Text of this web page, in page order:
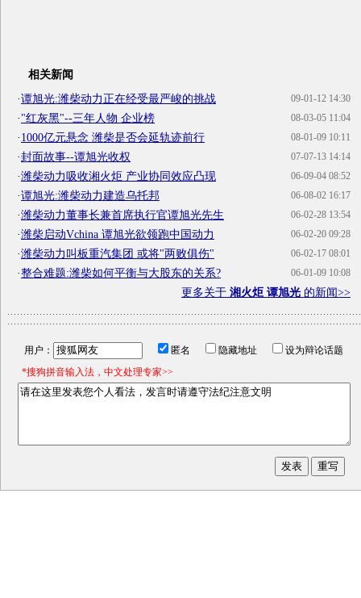
相关新闻
09-01-12 14:30
·谭旭光:潍柴动力正在经受最严峻的挑战
08-03-05 11:04
·"红灰黑"--三年人物 企业榜
08-01-09 10:11
·1000亿元悬念 潍柴是否会延轨迹前行
07-07-13 14:14
·封面故事--谭旭光收权
06-09-04 08:52
·潍柴动力吸收湘火炬 产业协同效应凸现
06-08-02 16:17
·谭旭光:潍柴动力建造乌托邦
06-02-28 13:54
·潍柴动力董事长兼首席执行官谭旭光先生
06-02-20 09:28
·潍柴启动Vchina 谭旭光欲领跑中国动力
06-02-17 08:01
·潍柴动力叫板重汽集团 或将"两败俱伤"
06-01-09 10:08
·整合难题:潍柴如何平衡与大股东的关系?
更多关于 湘火炬 谭旭光 的新闻>>
用户： 匿名 隐藏地址
设为辩论话题
*搜狗拼音输入法，中文处理专家>>